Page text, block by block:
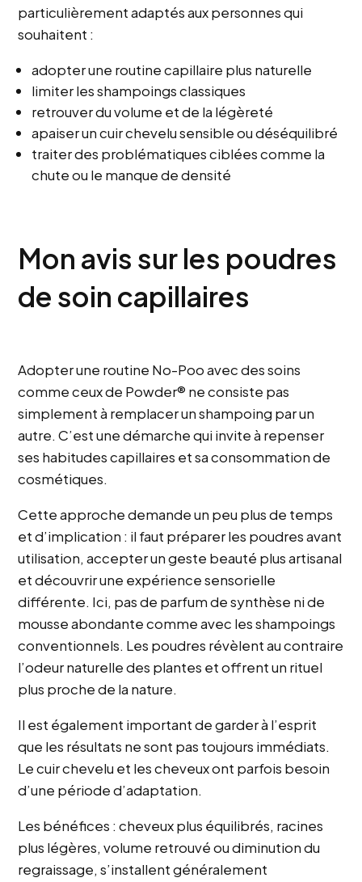
particulièrement adaptés aux personnes qui
souhaitent :
adopter une routine capillaire plus naturelle
limiter les shampoings classiques
retrouver du volume et de la légèreté
apaiser un cuir chevelu sensible ou déséquilibré
traiter des problématiques ciblées comme la
chute ou le manque de densité
Mon avis sur les poudres
de soin capillaires
Adopter une routine No-Poo avec des soins
comme ceux de Powder® ne consiste pas
simplement à remplacer un shampoing par un
autre. C’est une démarche qui invite à repenser
ses habitudes capillaires et sa consommation de
cosmétiques.
Cette approche demande un peu plus de temps
et d’implication : il faut préparer les poudres avant
utilisation, accepter un geste beauté plus artisanal
et découvrir une expérience sensorielle
différente. Ici, pas de parfum de synthèse ni de
mousse abondante comme avec les shampoings
conventionnels. Les poudres révèlent au contraire
l’odeur naturelle des plantes et offrent un rituel
plus proche de la nature.
Il est également important de garder à l’esprit
que les résultats ne sont pas toujours immédiats.
Le cuir chevelu et les cheveux ont parfois besoin
d’une période d’adaptation.
Les bénéfices : cheveux plus équilibrés, racines
plus légères, volume retrouvé ou diminution du
regraissage, s’installent généralement